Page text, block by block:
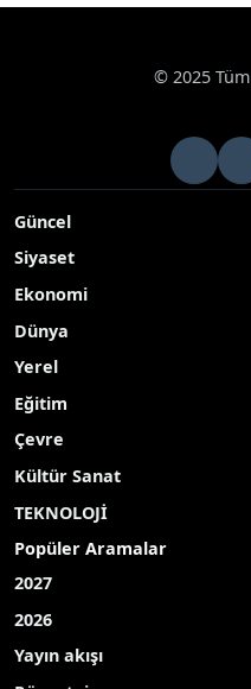
© 2025 Tüm
Güncel
Siyaset
Ekonomi
Dünya
Yerel
Eğitim
Çevre
Kültür Sanat
TEKNOLOJİ
Popüler Aramalar
2027
2026
Yayın akışı